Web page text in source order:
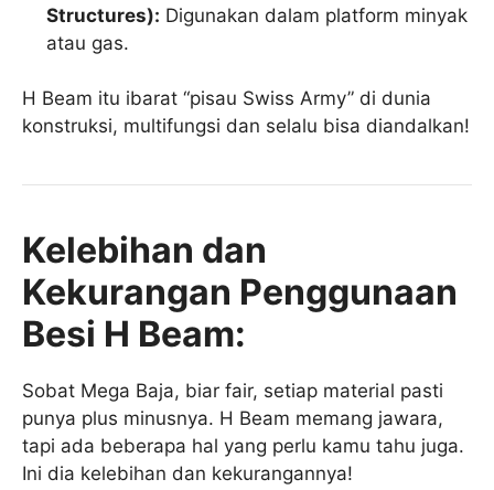
Structures): Digunakan dalam platform minyak
atau gas.
H Beam itu ibarat “pisau Swiss Army” di dunia
konstruksi, multifungsi dan selalu bisa diandalkan!
Kelebihan dan
Kekurangan Penggunaan
Besi H Beam:
Sobat Mega Baja, biar fair, setiap material pasti
punya plus minusnya. H Beam memang jawara,
tapi ada beberapa hal yang perlu kamu tahu juga.
Ini dia kelebihan dan kekurangannya!